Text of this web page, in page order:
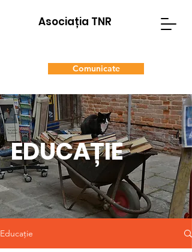
Asociația TNR
Comunicate
Donează Adoptă
EDUCAȚIE
Educație